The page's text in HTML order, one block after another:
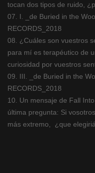
tocan dos tipos de ruido,
07. I. _de Buried in the
RECORDS_2018
08. ¿Cuáles son vuestros
para mí es terapéutico de
curiosidad por vuestros
09. III. _de Buried in the
RECORDS_2018
10. Un mensaje de Fall
última pregunta: Si
más extremo, ¿que